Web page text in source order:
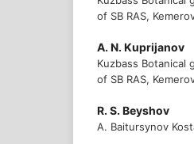
of SB RAS,
А. N. Kuprijanov
Kuzbass Botanical
of SB RAS,
R. S. Beyshov
A. Baitursynov